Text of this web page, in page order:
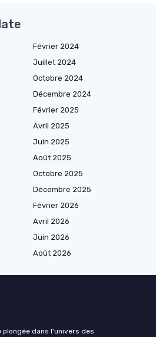
Février 2024
Juillet 2024
Octobre 2024
Décembre 2024
Février 2025
Avril 2025
Juin 2025
Août 2025
Octobre 2025
Décembre 2025
Février 2026
Avril 2026
Juin 2026
Août 2026
dans l'univers des